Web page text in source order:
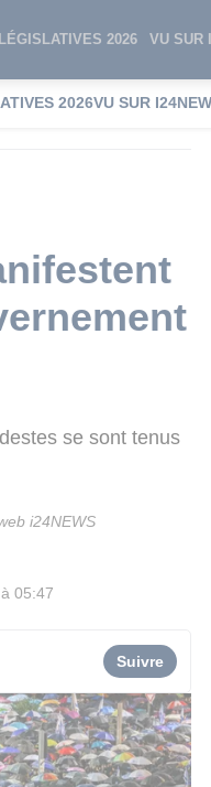
2026 VU SUR
2026VU SUR
se sont tenus
i24NEWS
05:47
Suivre